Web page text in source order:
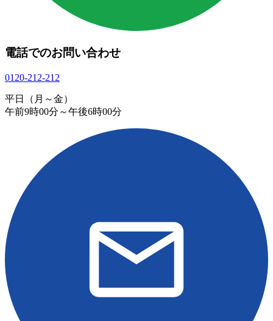
電話でのお問い合わせ
0120-212-212
平日（月～金）
午前9時00分～午後6時00分